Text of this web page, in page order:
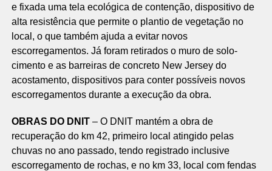
e fixada uma tela ecológica de contenção, dispositivo de
alta resistência que permite o plantio de vegetação no
local, o que também ajuda a evitar novos
escorregamentos. Já foram retirados o muro de solo-
cimento e as barreiras de concreto New Jersey do
acostamento, dispositivos para conter possíveis novos
escorregamentos durante a execução da obra.
OBRAS DO DNIT – O DNIT mantém a obra de
recuperação do km 42, primeiro local atingido pelas
chuvas no ano passado, tendo registrado inclusive
escorregamento de rochas, e no km 33, local com fendas